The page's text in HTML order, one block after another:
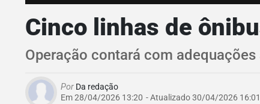
Cinco linhas de
Operação contará com
Por Da redação
Em 28/04/2026 13:20 - Atualizado30/04/2026 16:01